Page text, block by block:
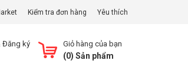
Kiểm tra đơn hàng Yêu thích
Giỏ hàng của bạn
(0) Sản phẩm
Đăng ký